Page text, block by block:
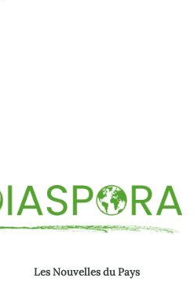
Les Nouvelles du Pays